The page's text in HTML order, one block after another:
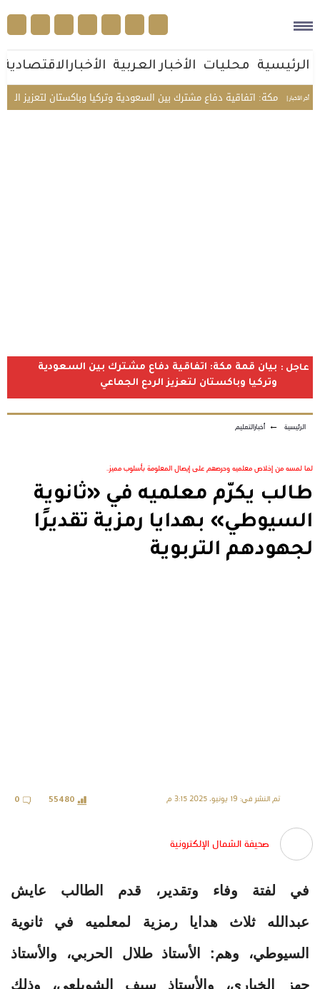
الرئيسية محليات الأخبار العربية الأخبارالاقتصادية
أخر الأخبار |
مكة: اتفاقية دفاع مشترك بين السعودية وتركيا وباكستان لتعزيز الردع
عاجل : بيان قمة مكة: اتفاقية دفاع مشترك بين السعودية
وتركيا وباكستان لتعزيز الردع الجماعي
الرئيسية ← أخبارالتعليم
لما لمسه من إخلاص معلميه وحرصهم على إيصال المعلومة بأسلوب مميز..
طالب يكرّم معلميه في «ثانوية
السيوطي» بهدايا رمزية تقديرًا
لجهودهم التربوية
تم النشر في: 19 يونيو، 2025 3:15 م 55480
0
صحيفة الشمال الإلكترونية
في لفتة وفاء وتقدير، قدم الطالب عايش
عبدالله ثلاث هدايا رمزية لمعلميه في ثانوية
السيوطي، وهم: الأستاذ طلال الحربي، والأستاذ
جهز الخياري، والأستاذ سيف الشويلعي، وذلك